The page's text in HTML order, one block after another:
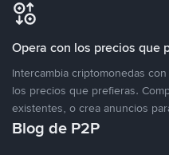
Opera con los precios que
Intercambia criptomonedas
los precios que prefieras.
existentes, o crea anuncios
Blog de P2P